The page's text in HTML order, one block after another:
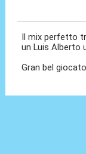
Il mix perfetto
un Luis Alberto
Gran bel